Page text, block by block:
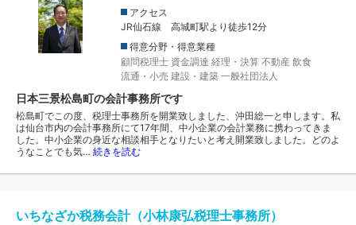
アクセス
JR仙石線 高城町駅より徒歩12分
得意分野・得意業種
顧問税理士 資金調達 経理・決算 不動産 飲食
流通・小売 建設・建築 一般社団法人
日本三景松島町の会計事務所です
松島町でこの度、税理士事務所を開業致しました、沖田総一と申します。私
は仙台市内の会計事務所にて17年間、中小企業の会計業務に携わってきま
した。中小企業の身近な相談相手となりたいと考え開業致しました。どのよ
うなことでも気… 続きを読む
いちなざか税務会計（小林康弘税理士事務所）